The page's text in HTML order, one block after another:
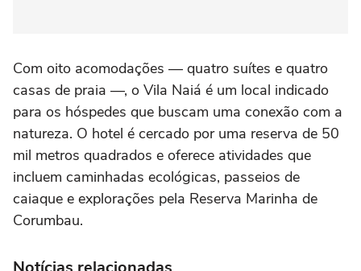
Com oito acomodações — quatro suítes e quatro
casas de praia —, o Vila Naiá é um local indicado
para os hóspedes que buscam uma conexão com a
natureza. O hotel é cercado por uma reserva de 50
mil metros quadrados e oferece atividades que
incluem caminhadas ecológicas, passeios de
caiaque e explorações pela Reserva Marinha de
Corumbau.